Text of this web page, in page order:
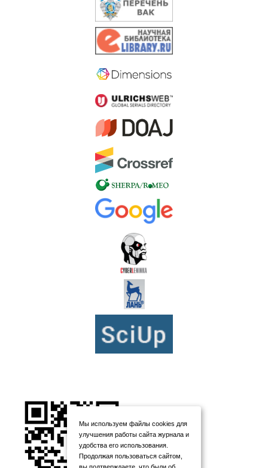
Мы используем файлы cookies для
улучшения работы сайта журнала и
удобства его использования.
Продолжая пользоваться сайтом,